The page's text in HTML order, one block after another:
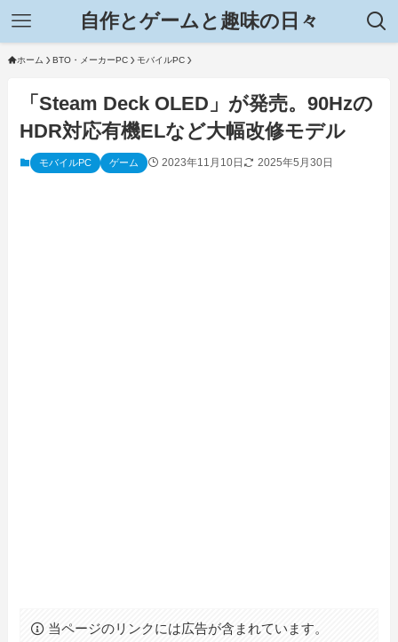
自作とゲームと趣味の日々
ホーム BTO・メーカーPC モバイルPC
「Steam Deck OLED」が発売。90Hzの
HDR対応有機ELなど大幅改修モデル
モバイルPC ゲーム 2023年11月10日 2025年5月30日
当ページのリンクには広告が含まれています。